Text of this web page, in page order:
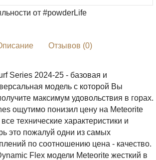
Отзывов (0)
Series 2024-25 - базовая и
модель с которой Вы
максимум удовольствия в горах.
ощутимо понизил цену на Meteorite
технические характеристики и
это пожалуй одни из самых
по соотношению цена - качество.
Flex модели Meteorite жесткий в